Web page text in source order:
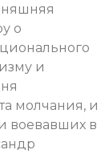
о
и
молчания, и
воевавших в